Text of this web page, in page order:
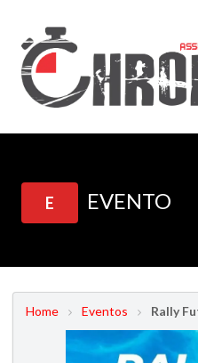
E EVENTO
Home Eventos Rally